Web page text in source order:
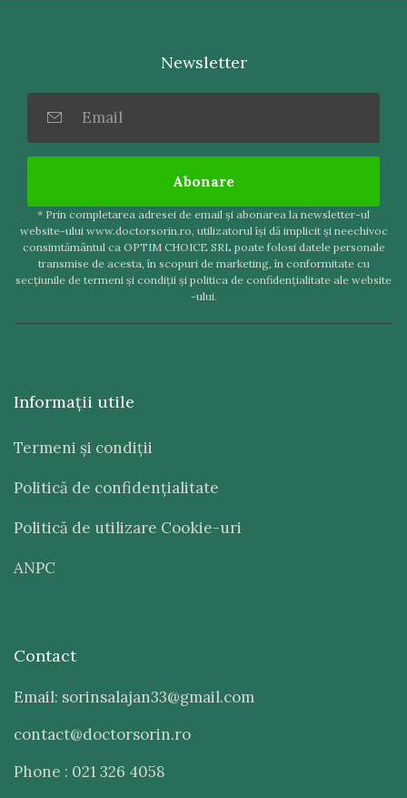
Newsletter
Abonare
* Prin completarea adresei de email şi abonarea la newsletter-ul
website-ului www.doctorsorin.ro, utilizatorul îşi dă implicit şi neechivoc
consimtământul ca OPTIM CHOICE SRL poate folosi datele personale
transmise de acesta, în scopuri de marketing, în conformitate cu
secţiunile de termeni şi condiţii şi politica de confidenţialitate ale website
-ului.
Informaţii utile
Termeni şi condiţii
Politică de confidenţialitate
Politică de utilizare Cookie-uri
ANPC
Contact
Email: sorinsalajan33@gmail.com
contact@doctorsorin.ro
Phone : 021 326 4058